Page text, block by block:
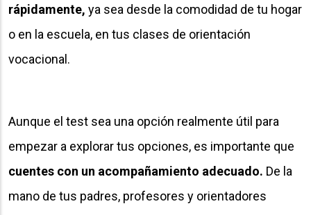
rápidamente, ya sea desde la comodidad de tu hogar
o en la escuela, en tus clases de orientación
vocacional.
Aunque el test sea una opción realmente útil para
empezar a explorar tus opciones, es importante que
cuentes con un acompañamiento adecuado. De la
mano de tus padres, profesores y orientadores